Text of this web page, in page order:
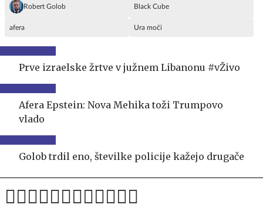
Robert Golob Black Cube
afera Ura moči
Prve izraelske žrtve v južnem Libanonu #vŽivo
Afera Epstein: Nova Mehika toži Trumpovo
vlado
Golob trdil eno, številke policije kažejo drugače